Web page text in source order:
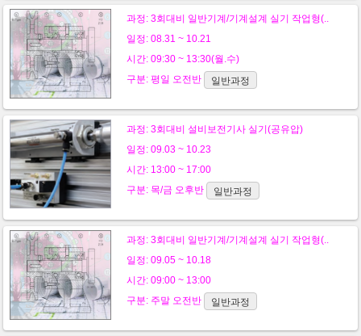
과정: 3회대비 일반기계/기계설계 실기 작업형(..
일정: 08.31 ~ 10.21
시간: 09:30 ~ 13:30(월.수)
구분: 평일 오전반 일반과정
과정: 3회대비 설비보전기사 실기(공유압)
일정: 09.03 ~ 10.23
시간: 13:00 ~ 17:00
구분: 목/금 오후반 일반과정
과정: 3회대비 일반기계/기계설계 실기 작업형(..
일정: 09.05 ~ 10.18
시간: 09:00 ~ 13:00
구분: 주말 오전반 일반과정